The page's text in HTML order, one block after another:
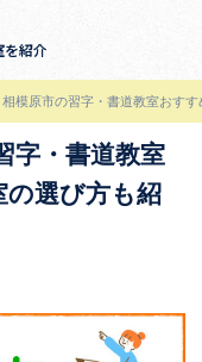
を紹介
相模原市の習字・書道教室おす
字・書道教室
の選び方も紹